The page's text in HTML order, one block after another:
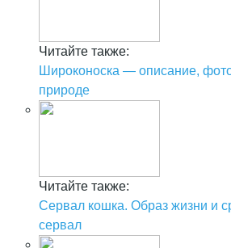
Читайте также:
Широконоска — описание,
природе
Читайте также:
Сервал кошка. Образ жизни и
сервал